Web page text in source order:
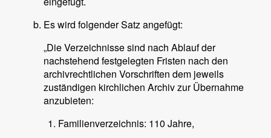
Es wird folgender Satz angefügt:
„Die Verzeichnisse sind nach Ablauf der
nachstehend festgelegten Fristen nach den
archivrechtlichen Vorschriften dem jeweils
zuständigen kirchlichen Archiv zur Übernahme
anzubieten:
Familienverzeichnis: 110 Jahre,